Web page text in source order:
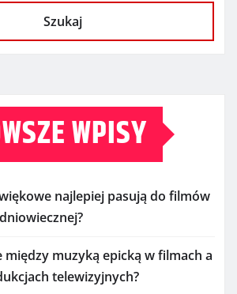
Szukaj
WPISY
najlepiej pasują do filmów
między muzyką epicką w filmach a
telewizyjnych?